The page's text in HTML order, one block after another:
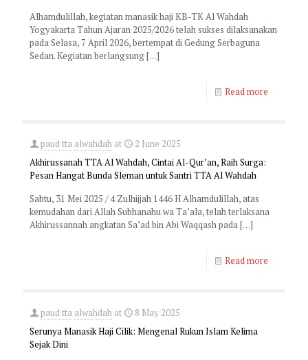
Alhamdulillah, kegiatan manasik haji KB-TK Al Wahdah
Yogyakarta Tahun Ajaran 2025/2026 telah sukses dilaksanakan
pada Selasa, 7 April 2026, bertempat di Gedung Serbaguna
Sedan. Kegiatan berlangsung[…]
Read more
paud tta alwahdah at
2 June 2025
Akhirussanah TTA Al Wahdah, Cintai Al-Qur’an, Raih Surga:
Pesan Hangat Bunda Sleman untuk Santri TTA Al Wahdah
Sabtu, 31 Mei 2025 / 4 Zulhijjah 1446 H Alhamdulillah, atas
kemudahan dari Allah Subhanahu wa Ta’ala, telah terlaksana
Akhirussannah angkatan Sa’ad bin Abi Waqqash pada […]
Read more
paud tta alwahdah at
8 May 2025
Serunya Manasik Haji Cilik: Mengenal Rukun Islam Kelima
Sejak Dini